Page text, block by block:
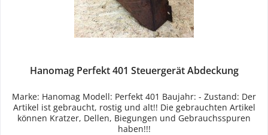
Hanomag Perfekt 401 Steuergerät Abdeckung
Marke: Hanomag Modell: Perfekt 401 Baujahr: - Zustand: Der
Artikel ist gebraucht, rostig und alt!! Die gebrauchten Artikel
können Kratzer, Dellen, Biegungen und Gebrauchsspuren
haben!!!